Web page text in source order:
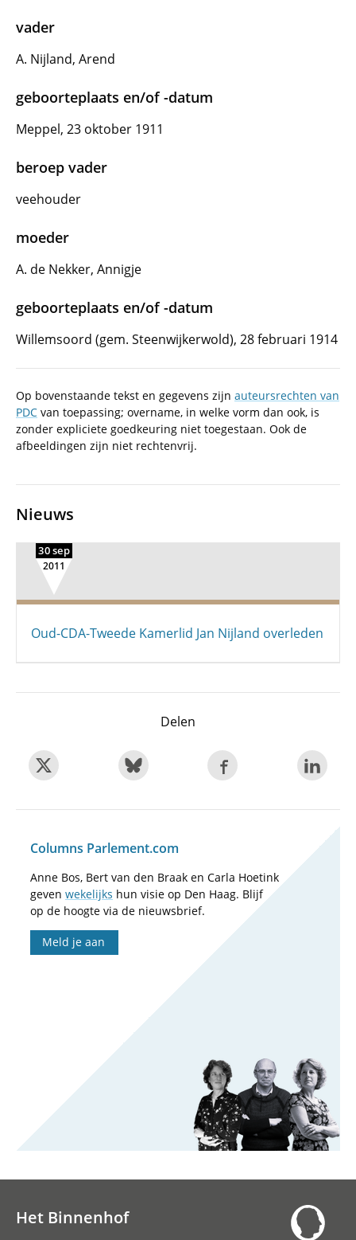
vader
A. Nijland, Arend
geboorteplaats en/of -datum
Meppel, 23 oktober 1911
beroep vader
veehouder
moeder
A. de Nekker, Annigje
geboorteplaats en/of -datum
Willemsoord (gem. Steenwijkerwold), 28 februari 1914
Op bovenstaande tekst en gegevens zijn auteursrechten van
PDC van toepassing; overname, in welke vorm dan ook, is
zonder expliciete goedkeuring niet toegestaan. Ook de
afbeeldingen zijn niet rechtenvrij.
Nieuws
30 sep
2011
Oud-CDA-Tweede Kamerlid Jan Nijland overleden
Delen
Columns Parlement.com
Anne Bos, Bert van den Braak en Carla Hoetink
geven wekelijks hun visie op Den Haag. Blijf
op de hoogte via de nieuwsbrief.
Meld je aan
Het Binnenhof